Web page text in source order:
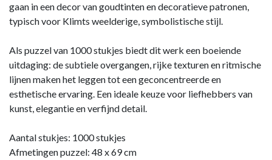
gaan in een decor van goudtinten en decoratieve patronen,
typisch voor Klimts weelderige, symbolistische stijl.
Als puzzel van 1000 stukjes biedt dit werk een boeiende
uitdaging: de subtiele overgangen, rijke texturen en ritmische
lijnen maken het leggen tot een geconcentreerde en
esthetische ervaring. Een ideale keuze voor liefhebbers van
kunst, elegantie en verfijnd detail.
Aantal stukjes: 1000 stukjes
Afmetingen puzzel: 48 x 69 cm